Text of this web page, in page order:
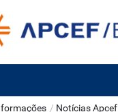
/ Notícias Apcef